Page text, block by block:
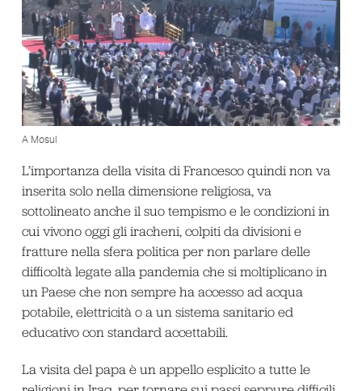
A Mosul
L’importanza della visita di Francesco quindi non va
inserita solo nella dimensione religiosa, va
sottolineato anche il suo tempismo e le condizioni in
cui vivono oggi gli iracheni, colpiti da divisioni e
fratture nella sfera politica per non parlare delle
difficoltà legate alla pandemia che si moltiplicano in
un Paese che non sempre ha accesso ad acqua
potabile, elettricità o a un sistema sanitario ed
educativo con standard accettabili.
La visita del papa è un appello esplicito a tutte le